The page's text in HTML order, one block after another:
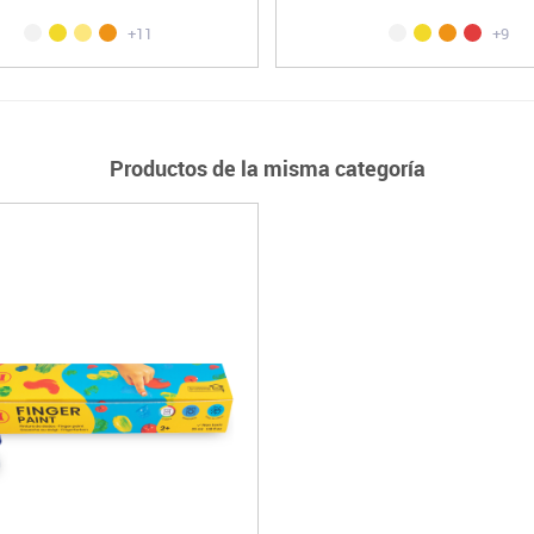
+11 +9
Productos de la misma categoría